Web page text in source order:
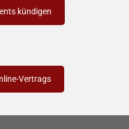
kündigen
Vertrags